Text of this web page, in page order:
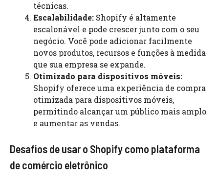
técnicas.
Escalabilidade: Shopify é altamente
escalonável e pode crescer junto com o seu
negócio. Você pode adicionar facilmente
novos produtos, recursos e funções à medida
que sua empresa se expande.
Otimizado para dispositivos móveis:
Shopify oferece uma experiência de compra
otimizada para dispositivos móveis,
permitindo alcançar um público mais amplo
e aumentar as vendas.
Desafios de usar o Shopify como plataforma
de comércio eletrônico